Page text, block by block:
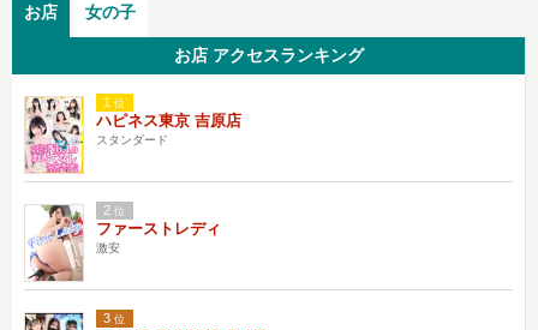
お店 女の子
お店 アクセスランキング
1 位
ハピネス東京 吉原店
スタンダード
2 位
ファーストレディ
激安
3 位